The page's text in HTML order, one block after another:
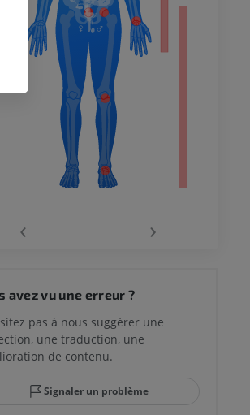
‹ ›
avez vu une erreur ?
pas à nous suggérer une
une traduction, une
de contenu.
Signaler un problème